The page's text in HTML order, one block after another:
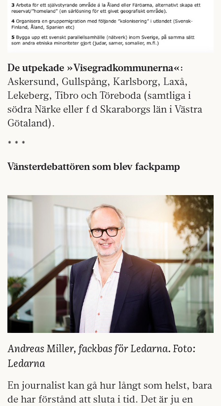
De utpekade »Visegradkommunerna«:
Askersund, Gullspång, Karlsborg, Laxå,
Lekeberg, Tibro och Töreboda (samtliga i
södra Närke eller f d Skaraborgs län i Västra
Götaland).
* * *
Vänsterdebattören som blev fackpamp
Andreas Miller, fackbas för Ledarna. Foto:
Ledarna
En journalist kan gå hur långt som helst, bara
de har förstånd att sluta i tid. Det är ju en